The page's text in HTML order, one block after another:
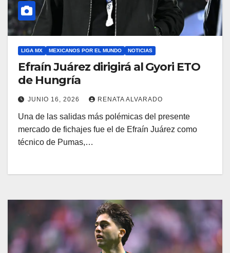
LIGA MX MEXICANOS POR EL MUNDO NOTICIAS
Efraín Juárez dirigirá al Gyori ETO
de Hungría
JUNIO 16, 2026 RENATA ALVARADO
Una de las salidas más polémicas del presente
mercado de fichajes fue el de Efraín Juárez como
técnico de Pumas,…